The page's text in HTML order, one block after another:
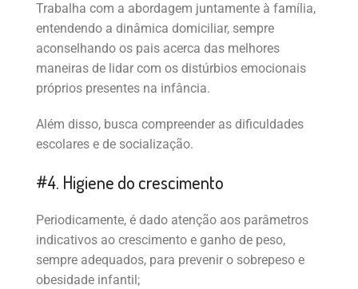
Trabalha com a abordagem juntamente à família,
entendendo a dinâmica domiciliar, sempre
aconselhando os pais acerca das melhores
maneiras de lidar com os distúrbios emocionais
próprios presentes na infância.
Além disso, busca compreender as dificuldades
escolares e de socialização.
#4. Higiene do crescimento
Periodicamente, é dado atenção aos parâmetros
indicativos ao crescimento e ganho de peso,
sempre adequados, para prevenir o sobrepeso e
obesidade infantil;